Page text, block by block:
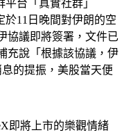
平台「真實社群」
於11日晚間對伊朗的空
協議即將簽署，文件已
充說「根據該協議，伊
的提振，美股當天便